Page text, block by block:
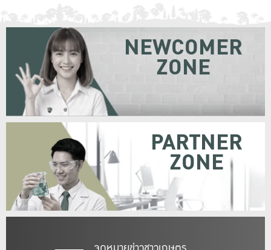
NEWCOMER
ZONE
PARTNER
ZONE